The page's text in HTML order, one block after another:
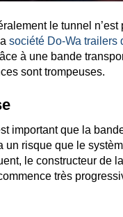
le tunnel
société Do-Wa trailers
à une bande
sont trompeuses.
important que la
risque que le
le constructeur de
très